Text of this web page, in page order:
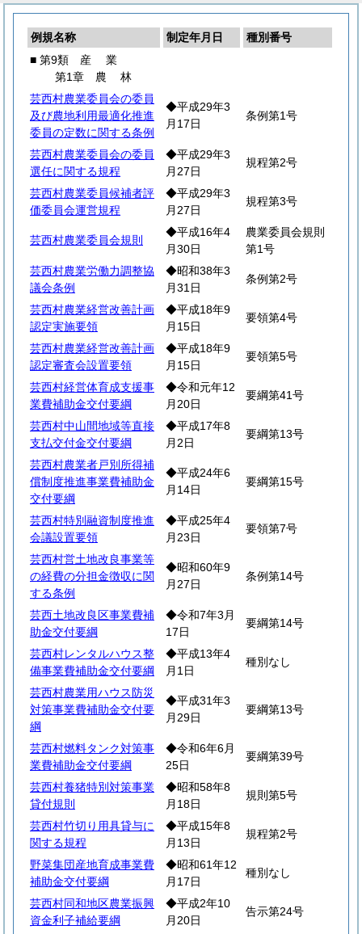
例規名称 制定年月日
種別番号
■ 第9類 産 業
第1章 農林
芸西村農業委員会の委員
及び農地利用最適化推進
委員の定数に関する条例
◆平成29年3
月17日
条例第1号
芸西村農業委員会の委員
選任に関する規程
◆平成29年3
月27日
規程第2号
芸西村農業委員候補者評
価委員会運営規程
◆平成29年3
月27日
規程第3号
芸西村農業委員会規則
◆平成16年4
月30日
農業委員会規則
第1号
芸西村農業労働力調整協
議会条例
◆昭和38年3
月31日
条例第2号
芸西村農業経営改善計画
認定実施要領
◆平成18年9
月15日
要領第4号
芸西村農業経営改善計画
認定審査会設置要領
◆平成18年9
月15日
要領第5号
芸西村経営体育成支援事
業費補助金交付要綱
◆令和元年12
月20日
要綱第41号
芸西村中山間地域等直接
支払交付金交付要綱
◆平成17年8
月2日
要綱第13号
芸西村農業者戸別所得補
償制度推進事業費補助金
交付要綱
◆平成24年6
月14日
要綱第15号
芸西村特別融資制度推進
会議設置要領
◆平成25年4
月23日
要領第7号
芸西村営土地改良事業等
の経費の分担金徴収に関
する条例
◆昭和60年9
月27日
条例第14号
芸西土地改良区事業費補
助金交付要綱
◆令和7年3月
17日
要綱第14号
芸西村レンタルハウス整
備事業費補助金交付要綱
◆平成13年4
月1日
種別なし
芸西村農業用ハウス防災
対策事業費補助金交付要
綱
◆平成31年3
月29日
要綱第13号
芸西村燃料タンク対策事
業費補助金交付要綱
◆令和6年6月
25日
要綱第39号
芸西村養猪特別対策事業
貸付規則
◆昭和58年8
月18日
規則第5号
芸西村竹切り用具貸与に
関する規程
◆平成15年8
月13日
規程第2号
野菜集団産地育成事業費
補助金交付要綱
◆昭和61年12
月17日
種別なし
芸西村同和地区農業振興
資金利子補給要綱
◆平成2年10
月20日
告示第24号